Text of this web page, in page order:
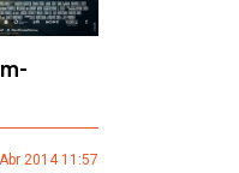
2014 11:57